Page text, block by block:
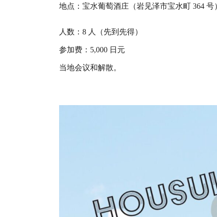
地点：宝水葡萄酒庄（岩见泽市宝水町 364 号
人数：8 人（先到先得）
参加费：5,000 日元
当地会议和解散。